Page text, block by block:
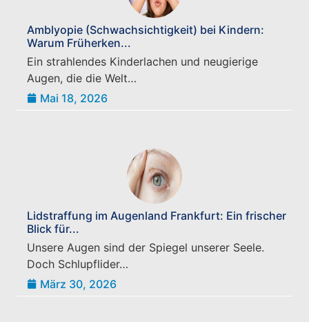
Amblyopie (Schwachsichtigkeit) bei Kindern:
Warum Früherken...
Ein strahlendes Kinderlachen und neugierige
Augen, die die Welt…
Mai 18, 2026
Lidstraffung im Augenland Frankfurt: Ein frischer
Blick für...
Unsere Augen sind der Spiegel unserer Seele.
Doch Schlupflider…
März 30, 2026